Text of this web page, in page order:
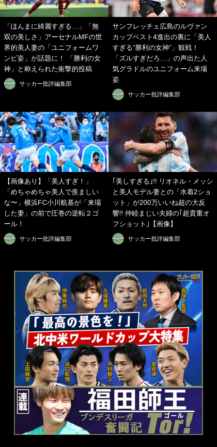
「ほんまに綺麗すぎる…」「無
双の美しさ」アーセナルMFの世
界的美人妻の「ユニフォームワ
ンピ姿」が話題に！ 「勝利の女
神」と称えられた衝撃的投稿
サッカー批評編集部
サンフレッチェ広島のルヴァン
カップベスト4進出の裏に「美人
すぎる“勝利の女神”」観戦！
「ズルすぎだろ…」の声出た人
気グラドルのユニフォーム来場
姿
サッカー批評編集部
【画像あり】「美人すぎ！」
「めちゃめちゃ美人で羨ましい
な〜」横浜FC小川航基が「来場
した妻」の前で圧巻の逆転２ゴ
ール！
サッカー批評編集部
｢美しすぎる｣!! リオネル・メッシ
と美人モデル妻との「水着2ショ
ット」が200万いいね超の大反
響!! 仲睦まじい夫婦の｢超貴重オ
フショット｣【画像】
サッカー批評編集部